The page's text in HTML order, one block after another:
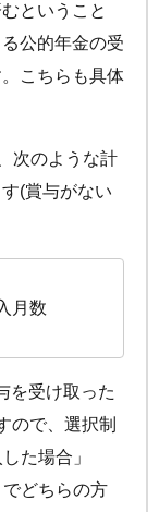
ということ
公的年金の受
こちらも具体
次のような計
(賞与がない
月数
を受け取った
ので、選択制
た場合」
どちらの方